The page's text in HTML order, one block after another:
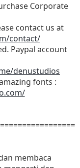
Corporate
contact us at
contact/
Paypal account
denustudios
fonts :
membaca